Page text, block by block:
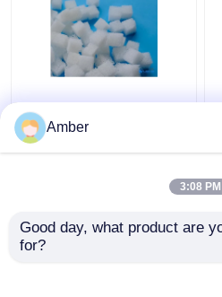
PCG-Grote Grootte van
Biocarriers
Aquaporousgel van het
Amber
3:08 PM
Good day, what product are
for?